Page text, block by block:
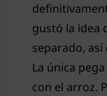
gustó la idea
separado,
La única
con el arroz.